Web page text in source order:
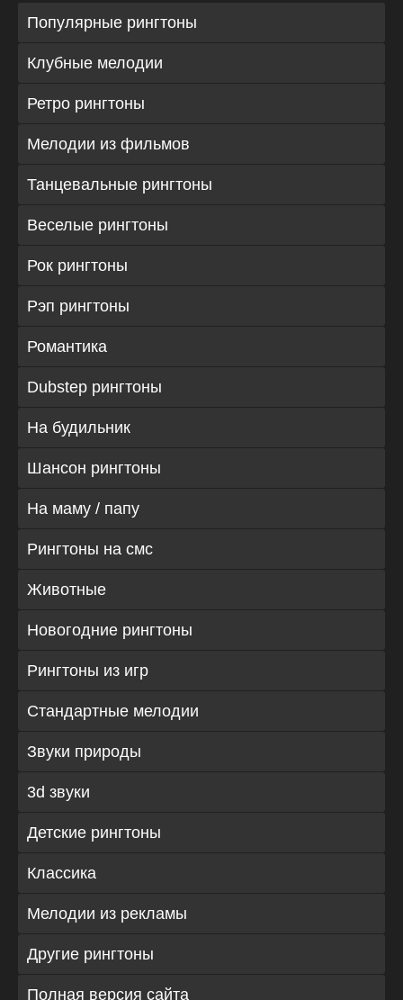
Популярные рингтоны
Клубные мелодии
Ретро рингтоны
Мелодии из фильмов
Танцевальные рингтоны
Веселые рингтоны
Рок рингтоны
Рэп рингтоны
Романтика
Dubstep рингтоны
На будильник
Шансон рингтоны
На маму / папу
Рингтоны на смс
Животные
Новогодние рингтоны
Рингтоны из игр
Стандартные мелодии
Звуки природы
3d звуки
Детские рингтоны
Классика
Мелодии из рекламы
Другие рингтоны
Полная версия сайта